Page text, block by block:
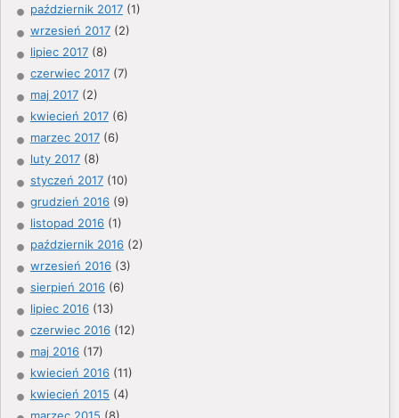
październik 2017 (1)
wrzesień 2017 (2)
lipiec 2017 (8)
czerwiec 2017 (7)
maj 2017 (2)
kwiecień 2017 (6)
marzec 2017 (6)
luty 2017 (8)
styczeń 2017 (10)
grudzień 2016 (9)
listopad 2016 (1)
październik 2016 (2)
wrzesień 2016 (3)
sierpień 2016 (6)
lipiec 2016 (13)
czerwiec 2016 (12)
maj 2016 (17)
kwiecień 2016 (11)
kwiecień 2015 (4)
marzec 2015 (8)